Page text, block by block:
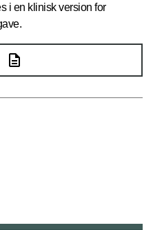
i en klinisk version for